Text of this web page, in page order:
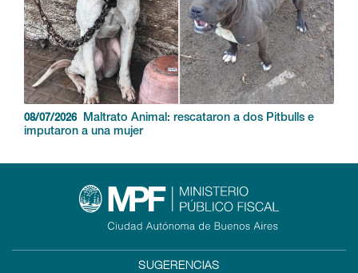
08/07/2026
Maltrato Animal: rescataron a dos Pitbulls e
imputaron a una mujer
SUGERENCIAS